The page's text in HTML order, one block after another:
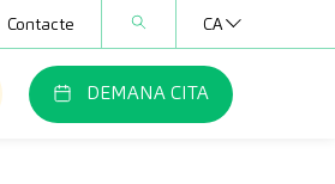
Contacte CA
DEMANA CITA